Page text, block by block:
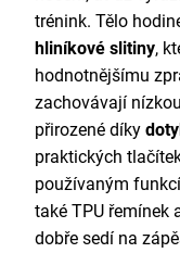
trénink. Tělo
hliníkové slitiny,
hodnotnějšímu
zachovávají
přirozené díky
praktických
používaným
také TPU řemínek
dobře sedí na